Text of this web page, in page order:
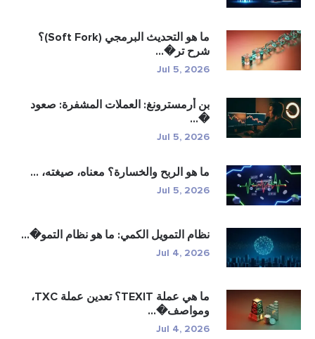
ما هو التحديث البرمجي (Soft Fork)؟
شرح تر�...
Jul 5, 2026
بن أرمسترونغ: العملات المشفرة: صعود
�...
Jul 5, 2026
ما هو الربح والخسارة؟ معناه، صيغته، ...
Jul 5, 2026
نظام التمويل الكمي: ما هو نظام التمو�...
Jul 4, 2026
ما هي عملة TEXIT؟ تعدين عملة TXC،
ومواصف�...
Jul 4, 2026